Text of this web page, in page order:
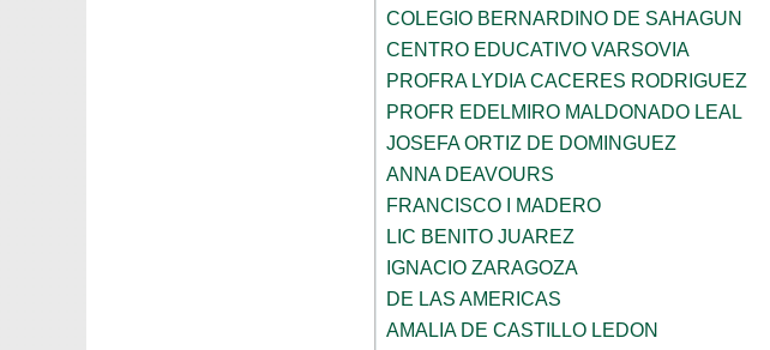
COLEGIO BERNARDINO DE SAHAGUN
CENTRO EDUCATIVO VARSOVIA
PROFRA LYDIA CACERES RODRIGUEZ
PROFR EDELMIRO MALDONADO LEAL
JOSEFA ORTIZ DE DOMINGUEZ
ANNA DEAVOURS
FRANCISCO I MADERO
LIC BENITO JUAREZ
IGNACIO ZARAGOZA
DE LAS AMERICAS
AMALIA DE CASTILLO LEDON